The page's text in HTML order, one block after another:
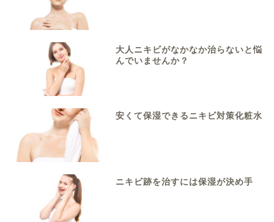
大人ニキビがなかなか治らないと悩
んでいませんか？
安くて保湿できるニキビ対策化粧水
ニキビ跡を治すには保湿が決め手